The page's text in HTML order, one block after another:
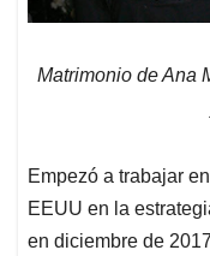
Matrimonio de Ana
Empezó a trabajar
EEUU en la
en diciembre de